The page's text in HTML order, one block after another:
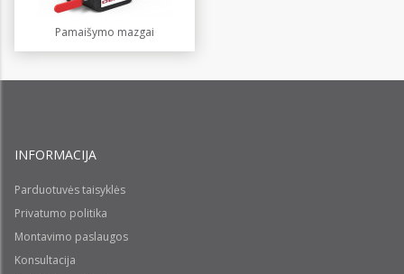
Pamaišymo mazgai
INFORMACIJA
Parduotuvės taisyklės
Privatumo politika
Montavimo paslaugos
Konsultacija